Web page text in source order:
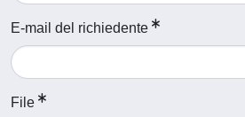
E-mail del richiedente
File